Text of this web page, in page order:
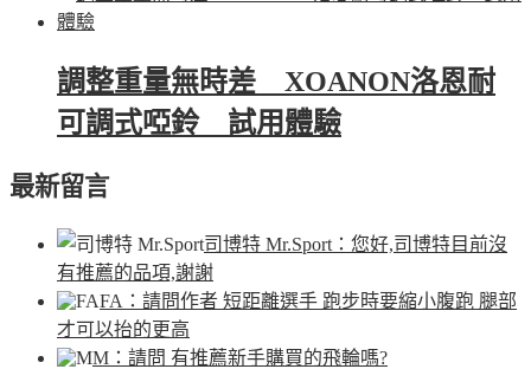
調整重量無時差 XOANON洛恩耐
可調式啞鈴 試用體驗
最新留言
司博特 Mr.Sport ：您好,司博特目前沒
有推薦的品項,謝謝
FA ：請問作者 短距離選手 跑步時要縮小腹跑 腿部
才可以抬的更高
M ：請問 有推薦新手購買的飛輪嗎?